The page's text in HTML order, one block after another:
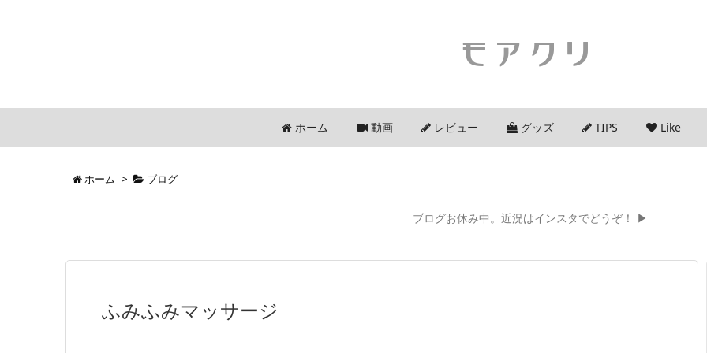
モアクリ
ホーム 動画 レビュー グッズ TIPS Like
ホーム > ブログ
ブログお休み中。近況はインスタでどうぞ！ ▶
ふみふみマッサージ